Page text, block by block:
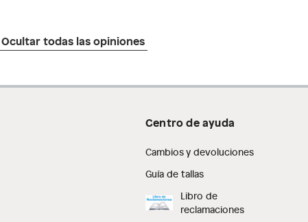
Ocultar todas las opiniones
Centro de ayuda
Cambios y devoluciones
Guía de tallas
Libro de
reclamaciones